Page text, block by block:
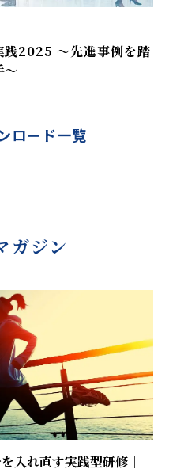
践2025 ～先進事例を踏
～
ロード一覧
ガジン
入れ直す実践型研修｜